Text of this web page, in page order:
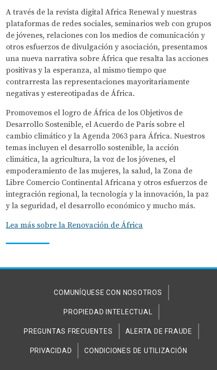
A través de la revista digital Africa Renewal y nuestras
plataformas de redes sociales, seminarios web con grupos
de jóvenes, relaciones con los medios de comunicación y
otros esfuerzos de divulgación y asociación, presentamos
una nueva narrativa sobre África que resalta las acciones
positivas y la esperanza, al mismo tiempo que
contrarresta las representaciones mayoritariamente
negativas y estereotipadas de África.
Promovemos el logro de África de los Objetivos de
Desarrollo Sostenible, el Acuerdo de París sobre el
cambio climático y la Agenda 2063 para África. Nuestros
temas incluyen el desarrollo sostenible, la acción
climática, la agricultura, la voz de los jóvenes, el
empoderamiento de las mujeres, la salud, la Zona de
Libre Comercio Continental Africana y otros esfuerzos de
integración regional, la tecnología y la innovación, la paz
y la seguridad, el desarrollo económico y mucho más.
Lea más sobre la Renovación de África
COMUNÍQUESE CON NOSOTROS
PROPIEDAD INTELECTUAL
PREGUNTAS FRECUENTES ALERTA DE FRAUDE
PRIVACIDAD CONDICIONES DE UTILIZACIÓN